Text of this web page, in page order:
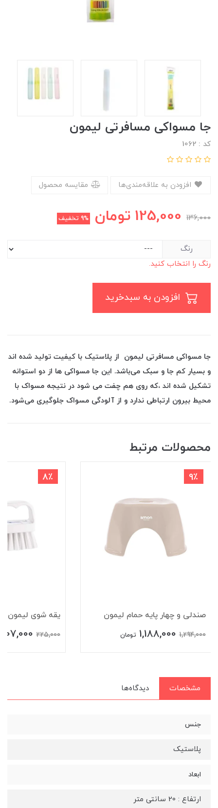
جا مسواکی مسافرتی لیمون
کد : 1062
مقایسه محصول
136,000
125,000 تومان 9% تخفیف
رنگ
رنگ را انتخاب کنید.
جا مسواکی مسافرتی لیمون از پلاستیک با کیفیت تولید شده اند
و بسیار کم جا و سبک می‌باشد. این جا مسواکی ها از دو استوانه
تشکیل شده اند ،که روی هم چفت می شود در نتیجه مسواک با
محیط بیرون ارتباطی ندارد و از آلودگی مسواک جلوگیری می‌شود.
محصولات مرتبط
9٪
صندلی و چهار پایه حمام لیمون
1,294,000
1,188,000 تومان
8٪
یقه شوی لیمون
225,000
207,000
مشخصات دیدگاه‌ها
جنس
پلاستیک
ابعاد
ارتفاع : 20 سانتی متر